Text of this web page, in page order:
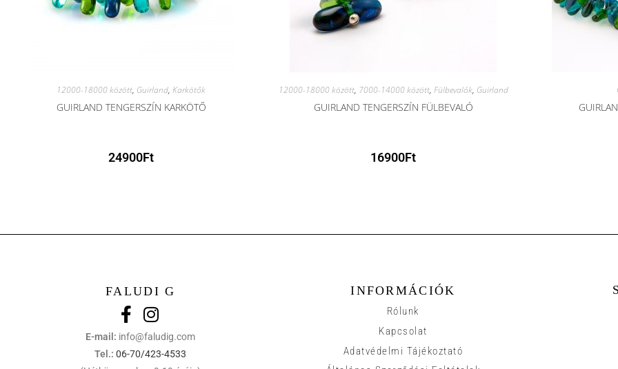
12000-18000 között, Guirland, Karkötők
GUIRLAND TENGERSZÍN KARKÖTŐ
24900Ft
12000-18000 között, 7000-14000 között, Fülbevalók, Guirland
GUIRLAND TENGERSZÍN FÜLBEVALÓ
16900Ft
FALUDI G
E-mail: info@faludig.com
Tel.: 06-70/423-4533
INFORMÁCIÓK
Rólunk
Kapcsolat
Adatvédelmi Tájékoztató